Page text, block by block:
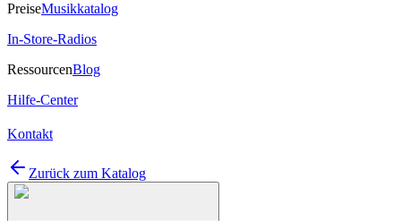
PreiseMusikkatalog
In-Store-Radios
RessourcenBlog
Hilfe-Center
Kontakt
Zurück zum Katalog